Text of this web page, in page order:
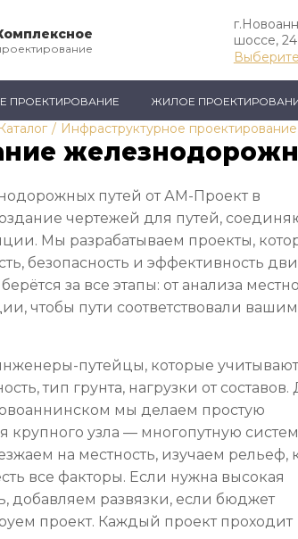
шоссе, 24
ПРОЕКТИРОВАНИЕ ЖИЛОЕ
Каталог / Инфраструктурное проектирование
путей от АМ-Проект в
чертежей для путей,
Мы разрабатываем проекты,
безопасность и эффективность
за все этапы: от анализа
чтобы пути соответствовали вашим
путейцы, которые
тип грунта, нагрузки от составов.
мы делаем простую
крупного узла — многопутную
на местность, изучаем рельеф,
все факторы. Если нужна высокая
добавляем развязки, если бюджет
проект. Каждый проект проходит